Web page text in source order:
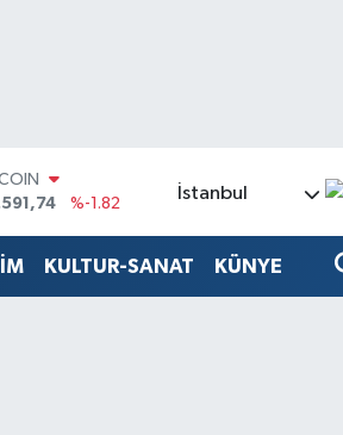
%-1.82
%0.02
İstanbul
KULTUR-SANAT KÜNYE